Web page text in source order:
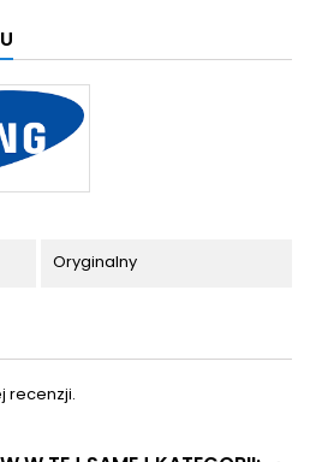
Oryginalny
recenzji.